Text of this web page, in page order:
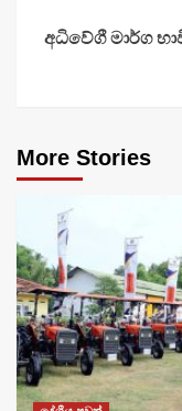
අධිවේගී මාර්ග
More Stories